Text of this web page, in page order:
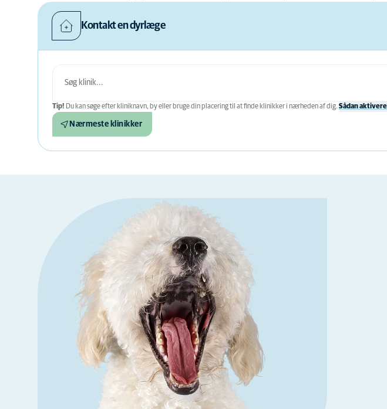
Kontakt en dyrlæge
Tip! Du kan søge efter kliniknavn, by eller bruge din placering til at finde klinikker i nærheden af ​​dig. Sådan
Nærmeste klinikker